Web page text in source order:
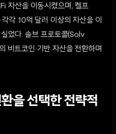
자산을 이동시켰으며, 켈프
10억 달러 이상의 자산을 이
었다. 솔브 프로토콜(Solv
비트코인 기반 자산을 전환하며
을 선택한 전략적